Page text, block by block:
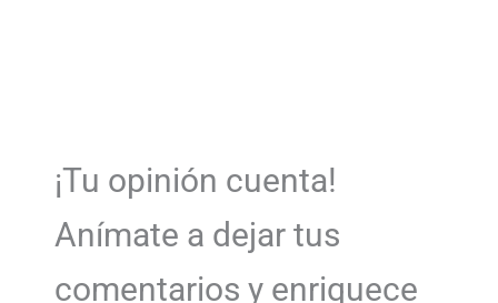
¡Tu opinión cuenta!
Anímate a dejar tus
comentarios y enriquece